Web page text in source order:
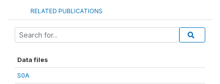
RELATED PUBLICATIONS
Data files
S0A